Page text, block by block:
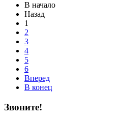
В начало
Назад
1
2
3
4
5
6
Вперед
В конец
Звоните!